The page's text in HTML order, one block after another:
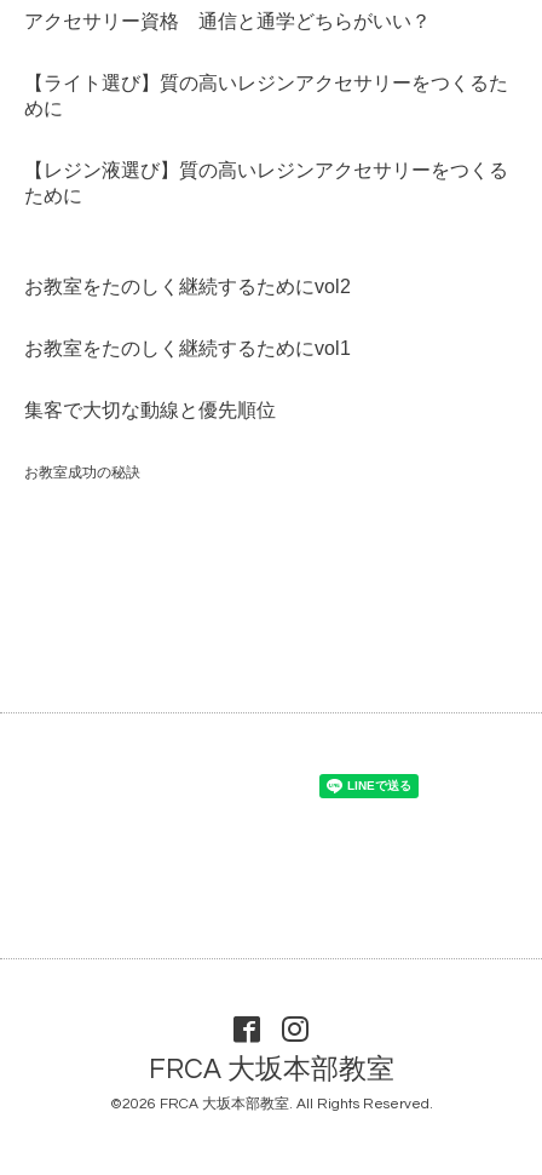
アクセサリー資格 通信と通学どちらがいい？
【ライト選び】質の高いレジンアクセサリーをつくるた
めに
【レジン液選び】質の高いレジンアクセサリーをつくる
ために
お教室をたのしく継続するためにvol2
お教室をたのしく継続するためにvol1
集客で大切な動線と優先順位
お教室成功の秘訣
FRCA 大坂本部教室
©2026 FRCA 大坂本部教室. All Rights Reserved.